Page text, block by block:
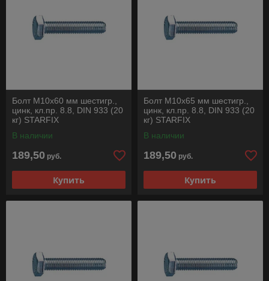
Болт М10х60 мм шестигр.,
цинк, кл.пр. 8.8, DIN 933 (20
кг) STARFIX
В наличии
189,50 руб.
Купить
Болт М10х65 мм шестигр.,
цинк, кл.пр. 8.8, DIN 933 (20
кг) STARFIX
В наличии
189,50 руб.
Купить